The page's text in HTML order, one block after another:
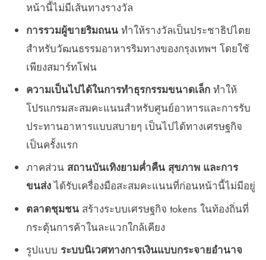
หน้านี้ไม่มีเส้นทางรางวัล
การรวมผู้ขายริมถนน ทำให้รางวัลเป็นประชาธิปไตย
สำหรับวัฒนธรรมอาหารริมทางของกรุงเทพฯ โดยใช้
เพียงสมาร์ทโฟน
ความเป็นไปได้ในการทำธุรกรรมขนาดเล็ก ทำให้
โปรแกรมสะสมคะแนนสำหรับศูนย์อาหารและการรับ
ประทานอาหารแบบสบายๆ เป็นไปได้ทางเศรษฐกิจ
เป็นครั้งแรก
ภาคส่วน สถานบันเทิงยามค่ำคืน สุขภาพ และการ
ขนส่งได้รับเครื่องมือสะสมคะแนนที่ก่อนหน้านี้ไม่มีอยู่
ตลาดชุมชน สร้างระบบเศรษฐกิจ tokens ในท้องถิ่นที่
กระตุ้นการค้าในละแวกใกล้เคียง
รูปแบบ ระบบนิเวศทางการเงินแบบกระจายอำนาจ